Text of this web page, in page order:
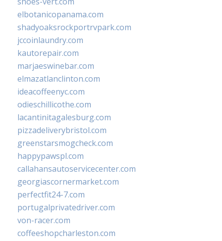
elbotanicopanama.com
shadyoaksrockportrvpark.com
jccoinlaundry.com
kautorepair.com
marjaeswinebar.com
elmazatlanclinton.com
ideacoffeenyc.com
odieschillicothe.com
lacantinitagalesburg.com
pizzadeliverybristol.com
greenstarsmogcheck.com
happypawspl.com
callahansautoservicecenter.com
georgiascornermarket.com
perfectfit24-7.com
portugalprivatedriver.com
von-racer.com
coffeeshopcharleston.com